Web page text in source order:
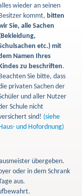
wieder an seinen
kommt, bitten
Sie, alle Sachen
etc.) mit
Namen Ihres
zu beschriften.
Sie bitte, dass
privaten Sachen der
und aller Nutzer
Schule nicht
sind! (siehe
und Hofordnung)
übergeben.
oder in dem Schrank
aus.